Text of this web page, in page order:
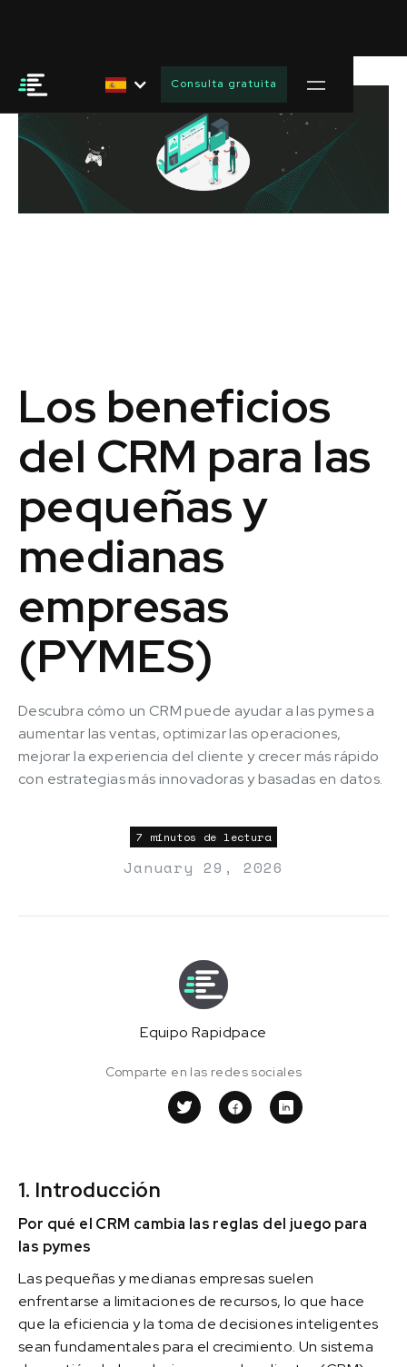
Consulta gratuita
Los beneficios
del CRM para las
pequeñas y
medianas
empresas
(PYMES)
Descubra cómo un CRM puede ayudar a las pymes a
aumentar las ventas, optimizar las operaciones,
mejorar la experiencia del cliente y crecer más rápido
con estrategias más innovadoras y basadas en datos.
7 minutos de lectura
January 29, 2026
Equipo Rapidpace
Comparte en las redes sociales
1. Introducción
Por qué el CRM cambia las reglas del juego para
las pymes
Las pequeñas y medianas empresas suelen
enfrentarse a limitaciones de recursos, lo que hace
que la eficiencia y la toma de decisiones inteligentes
sean fundamentales para el crecimiento. Un sistema